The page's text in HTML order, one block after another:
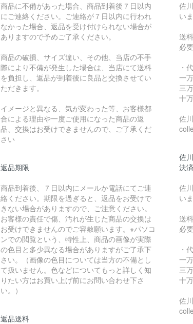
商品に不備があった場合、商品到着後７日以内
にご連絡ください。ご連絡が７日以内に行われ
なかった場合、返品を受け付けられない場合が
ありますので予めご了承ください。
商品の破損、サイズ違い、その他、当店の不手
際により不備が発生した場合は、当店にて送料
を負担し、返品が到着後に良品と交換させてい
ただきます。
イメージと異なる、気が変わった等、お客様都
合による理由や一度ご使用になった商品の返
品、交換はお受けできませんので、ご了承くだ
さい
返品期限
商品到着後、７日以内にメールか電話にてご連
絡ください。期限を過ぎると、返品をお受けで
きない場合がありますので、ご注意ください。
お客様の責任で傷、汚れが生じた商品の交換は
お受けできませんのでご容赦願います。※パソコ
ンでの閲覧という、特性上、商品の画像が実際
の色目と多少異なる場合がありますがご了承下
さい。（画像の色目については当方の不備とし
て扱いません。色などについてもっと詳しく知
りたい方はお買い上げ前にお問い合わせ下さ
い。）
返品送料
佐
い
送
必
・
一
三
十
佐
佐
決済
佐
い
送
必
・
一
三
十
佐